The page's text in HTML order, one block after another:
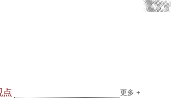
点 更多 +